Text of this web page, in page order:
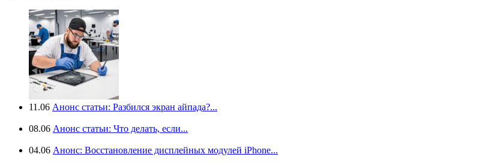
11.06 Анонс статьи: Разбился экран айпада?...
08.06 Анонс статьи: Что делать, если...
04.06 Анонс: Восстановление дисплейных модулей iPhone...